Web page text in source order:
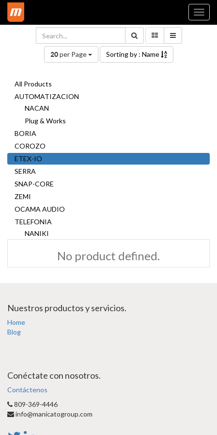
20per Page Sorting by : Name
All Products
AUTOMATIZACION
NACAN
Plug & Works
BORIA
COROZO
ETEX-IO
SERRA
SNAP-CORE
ZEMI
OCAMA AUDIO
TELEFONIA
NANIKI
No product defined.
Nuestros productos y servicios.
Home
Blog
Conéctate con nosotros.
Contáctenos
809-369-4446
info@manicatogroup.com